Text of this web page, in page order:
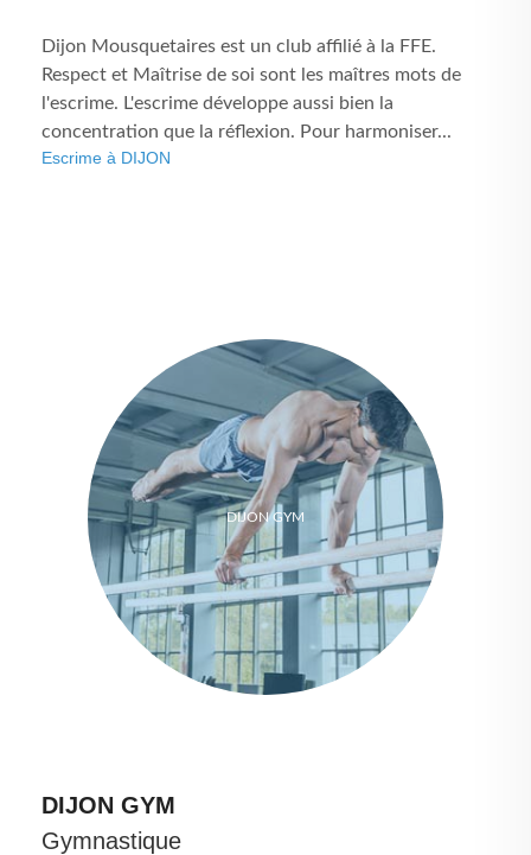
Dijon Mousquetaires est un club affilié à la FFE.
Respect et Maîtrise de soi sont les maîtres mots de
l'escrime. L'escrime développe aussi bien la
concentration que la réflexion. Pour harmoniser...
Escrime à DIJON
DIJON GYM
DIJON GYM
Gymnastique